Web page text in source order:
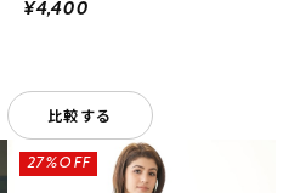
¥4,400
比較する
27%OFF